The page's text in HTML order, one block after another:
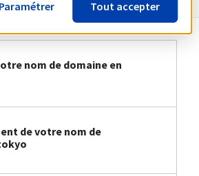
nom de domaine en
de votre nom de
Paramétrer Tout accepter